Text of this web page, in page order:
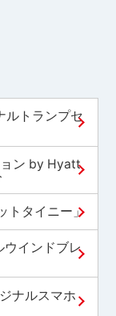
ルトランプセ
ン by Hyatt
トタイニー」
ウインドブレ
ナルスマホ